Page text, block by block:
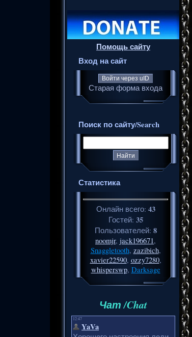
Помощь сайту
Вход на сайт
Войти через uID
Старая форма входа
Поиск по сайту/Search
Статистика
Онлайн всего: 43
Гостей: 35
Пользователей: 8
noomjr, jack196671,
Snaggletooth, zazibich,
xavier22590, ozzy7280,
whisperswp, Darksage
Чат /Chat